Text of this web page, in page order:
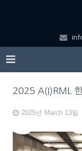
About KGSEA
Education
2025 A(I)RML
2025년 March 13일